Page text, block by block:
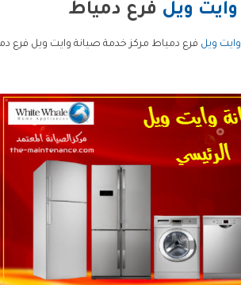
وايت ويل فرع دمياط
وايت ويل فرع دمياط مركز خدمة صيانة وايت ويل فرع